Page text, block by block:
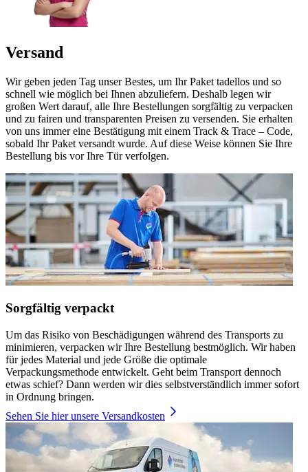
Versand
Wir geben jeden Tag unser Bestes, um Ihr Paket tadellos und so
schnell wie möglich bei Ihnen abzuliefern. Deshalb legen wir
großen Wert darauf, alle Ihre Bestellungen sorgfältig zu verpacken
und zu fairen und transparenten Preisen zu versenden. Sie erhalten
von uns immer eine Bestätigung mit einem Track & Trace – Code,
sobald Ihr Paket versandt wurde. Auf diese Weise können Sie Ihre
Bestellung bis vor Ihre Tür verfolgen.
Sorgfältig verpackt
Um das Risiko von Beschädigungen während des Transports zu
minimieren, verpacken wir Ihre Bestellung bestmöglich. Wir haben
für jedes Material und jede Größe die optimale
Verpackungsmethode entwickelt. Geht beim Transport dennoch
etwas schief? Dann werden wir dies selbstverständlich immer sofort
in Ordnung bringen.
Sehen Sie hier unsere Versandkosten